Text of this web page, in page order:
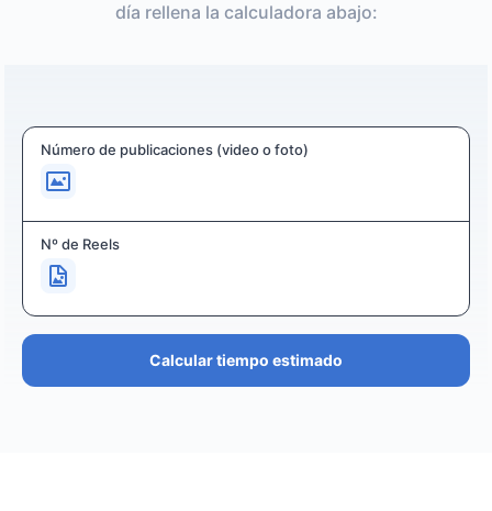
día rellena la calculadora abajo:
Número de publicaciones (video o foto)
Nº de Reels
Calcular tiempo estimado